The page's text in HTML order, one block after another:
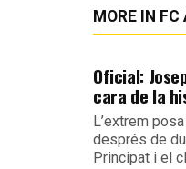
MORE IN FC
Oficial:
cara de la
L’extrem
després de
Principat i el